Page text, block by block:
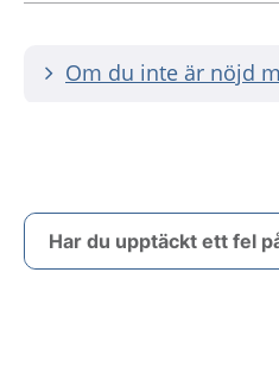
Om du inte är nöjd
Har du upptäckt ett fel